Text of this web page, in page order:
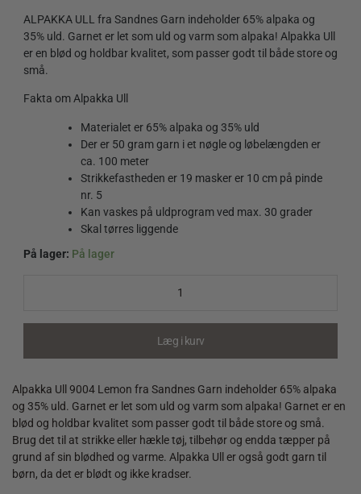
ALPAKKA ULL fra Sandnes Garn indeholder 65% alpaka og
35% uld. Garnet er let som uld og varm som alpaka! Alpakka Ull
er en blød og holdbar kvalitet, som passer godt til både store og
små.
Fakta om Alpakka Ull
Materialet er 65% alpaka og 35% uld
Der er 50 gram garn i et nøgle og løbelængden er
ca. 100 meter
Strikkefastheden er 19 masker er 10 cm på pinde
nr. 5
Kan vaskes på uldprogram ved max. 30 grader
Skal tørres liggende
På lager: På lager
Alpakka
Læg i kurv
Alpakka Ull 9004 Lemon fra Sandnes Garn indeholder 65% alpaka
og 35% uld. Garnet er let som uld og varm som alpaka! Garnet er en
blød og holdbar kvalitet som passer godt til både store og små.
Brug det til at strikke eller hækle tøj, tilbehør og endda tæpper på
grund af sin blødhed og varme. Alpakka Ull er også godt garn til
børn, da det er blødt og ikke kradser.